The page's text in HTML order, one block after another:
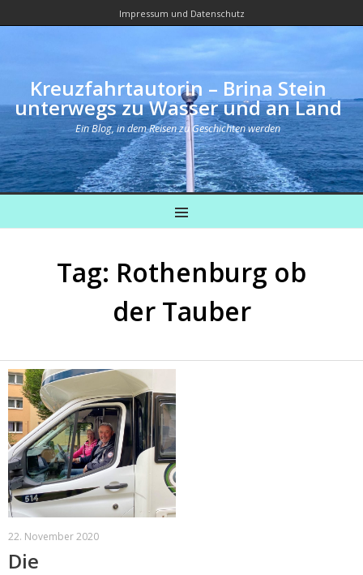
Impressum und Datenschutz
Kreuzfahrtautorin – Brina Stein
unterwegs zu Wasser und an Land
Ein Blog, in dem Reisen zu Geschichten werden
MENU
Tag: Rothenburg ob
der Tauber
22. November 2020
Die